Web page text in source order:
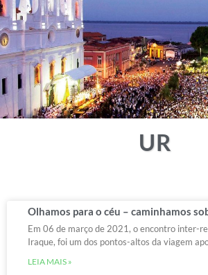
UR
Olhamos para o céu – caminhamos
Em 06 de março de 2021, o encontro inter-
Iraque, foi um dos pontos-altos da viagem
LEIA MAIS »